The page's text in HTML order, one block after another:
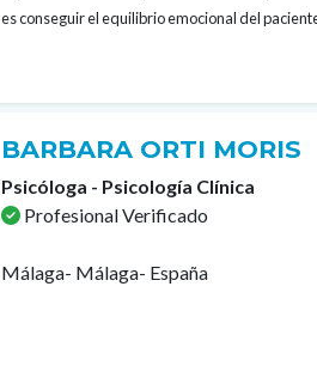
es conseguir el equilibrio emocional del
BARBARA ORTI MORIS
Psicóloga - Psicología Clínica
Profesional Verificado
Málaga- Málaga- España